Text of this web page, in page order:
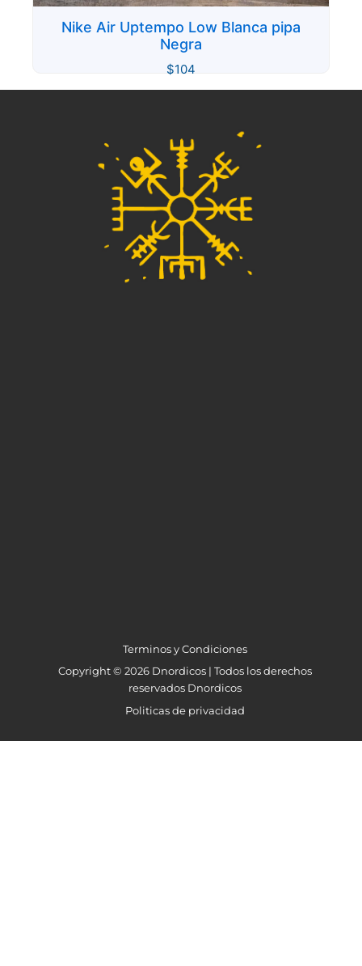
Nike Air Uptempo Low Blanca pipa
Negra
$104
Terminos y Condiciones
Copyright © 2026 Dnordicos | Todos los derechos
reservados Dnordicos
Politicas de privacidad